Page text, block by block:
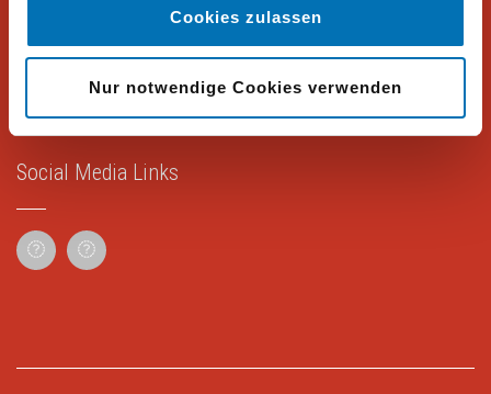
Cookies zulassen
Nur notwendige Cookies verwenden
Datenschutz
Social Media Links